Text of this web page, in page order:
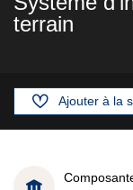
terrain
Ajouter à la